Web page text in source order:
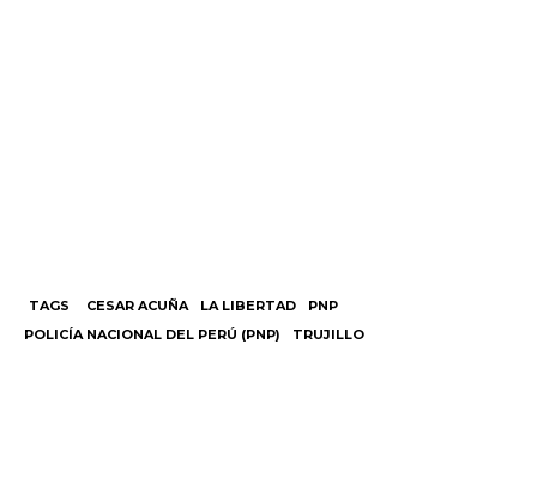
TAGS CESAR ACUÑA LA LIBERTAD
PNP
POLICÍA NACIONAL DEL PERÚ (PNP)
TRUJILLO